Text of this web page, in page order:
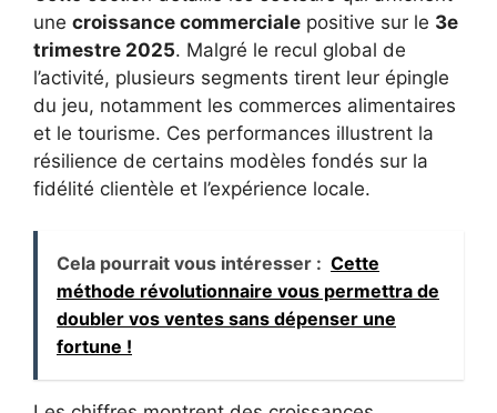
une croissance commerciale positive sur le 3e
trimestre 2025. Malgré le recul global de
l’activité, plusieurs segments tirent leur épingle
du jeu, notamment les commerces alimentaires
et le tourisme. Ces performances illustrent la
résilience de certains modèles fondés sur la
fidélité clientèle et l’expérience locale.
Cela pourrait vous intéresser : Cette
méthode révolutionnaire vous permettra de
doubler vos ventes sans dépenser une
fortune !